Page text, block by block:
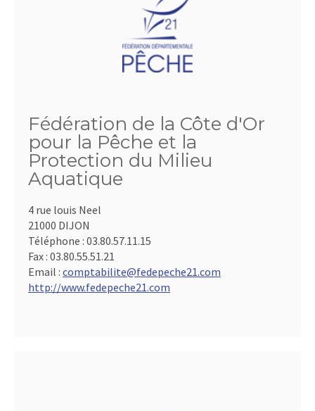
Fédération de la Côte d'Or
pour la Pêche et la
Protection du Milieu
Aquatique
4 rue louis Neel
21000 DIJON
Téléphone : 03.80.57.11.15
Fax : 03.80.55.51.21
Email : comptabilite@fedepeche21.com
http://www.fedepeche21.com